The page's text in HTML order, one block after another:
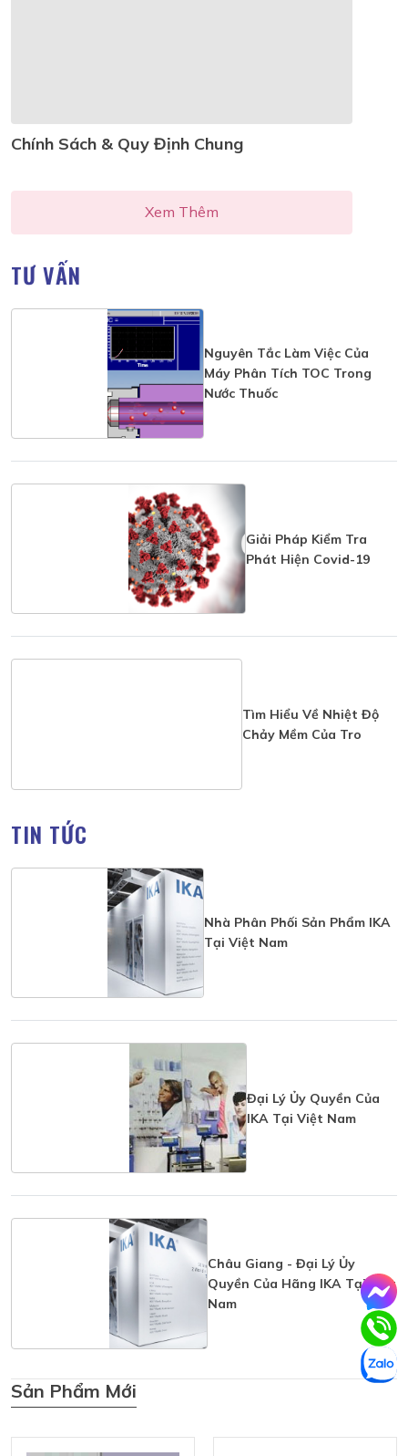
Chính Sách & Quy Định Chung
Xem Thêm
TƯ VẤN
Nguyên Tắc Làm Việc Của
Máy Phân Tích TOC Trong
Nước Thuốc
Giải Pháp Kiểm Tra
Phát Hiện Covid-19
Tìm Hiểu Về Nhiệt Độ
Chảy Mềm Của Tro
TIN TỨC
Nhà Phân Phối Sản Phẩm IKA
Tại Việt Nam
Đại Lý Ủy Quyền Của
IKA Tại Việt Nam
Châu Giang - Đại Lý Ủy
Quyền Của Hãng IKA Tại Việt
Nam
Sản Phẩm Mới